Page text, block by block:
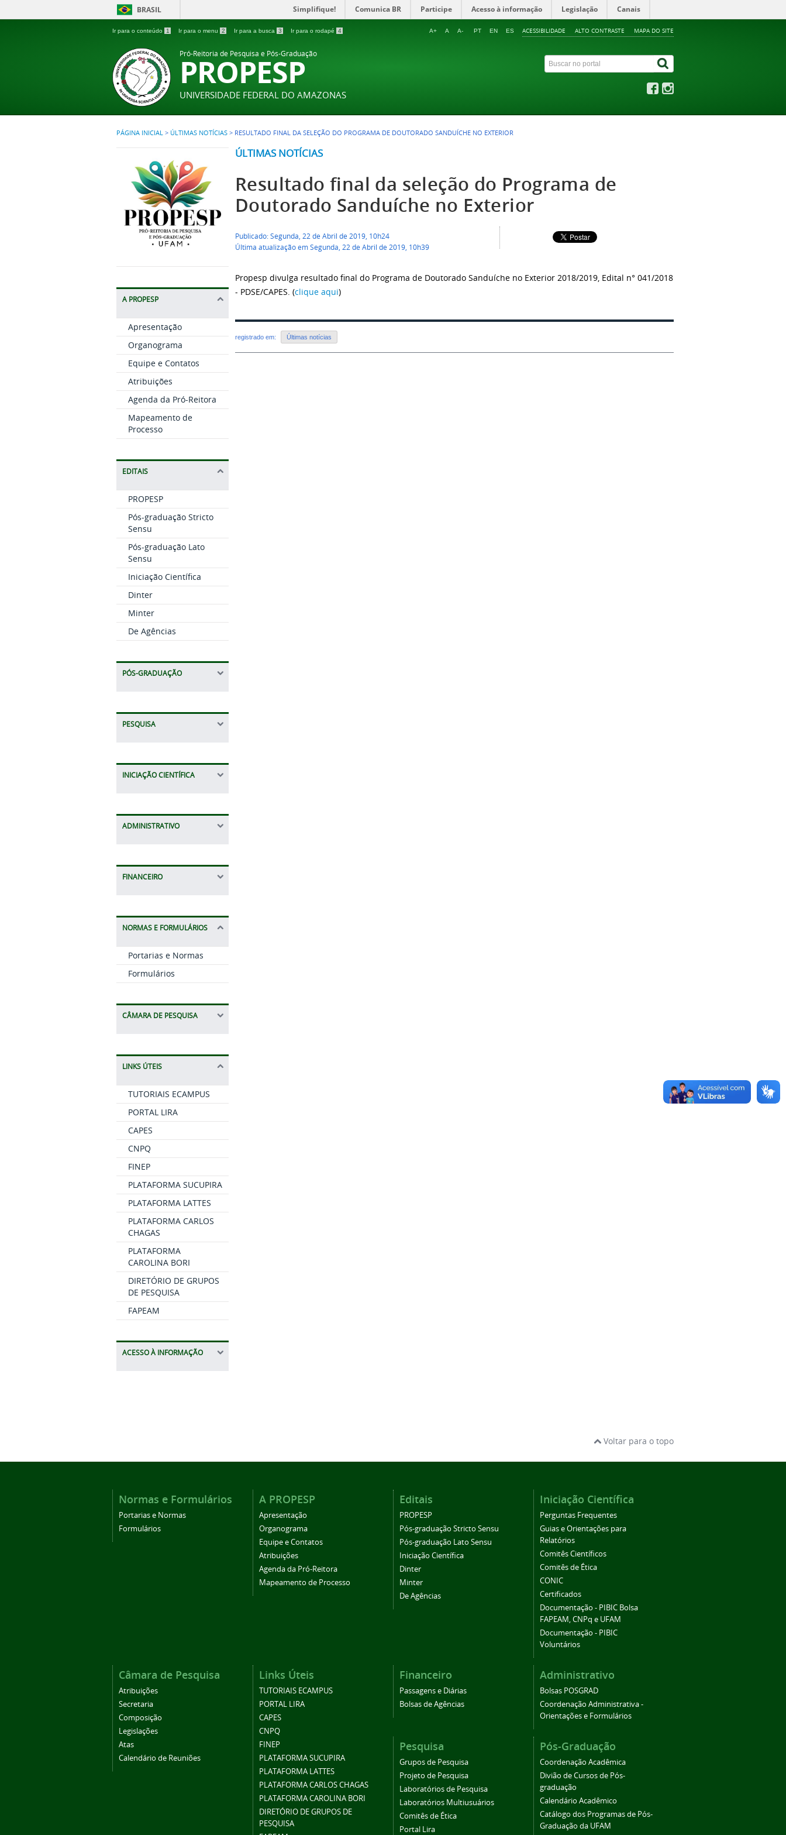
BRASIL Simplifique! Comunica BR Participe Acesso à informação Legislação Canais
Ir para o conteúdo 1 Ir para o menu 2 Ir para a busca 3 Ir para o rodapé 4 ACESSIBILIDADE ALTO CONTRASTE MAPA DO SITE
A+ A A- PT EN ES
Pró-Reitoria de Pesquisa e Pós-Graduação
PROPESP
UNIVERSIDADE FEDERAL DO AMAZONAS
PÁGINA INICIAL > ÚLTIMAS NOTÍCIAS > RESULTADO FINAL DA SELEÇÃO DO PROGRAMA DE DOUTORADO SANDUÍCHE NO EXTERIOR
A PROPESP
Apresentação
Organograma
Equipe e Contatos
Atribuições
Agenda da Pró-Reitora
Mapeamento de
Processo
EDITAIS
PROPESP
Pós-graduação Stricto
Sensu
Pós-graduação Lato
Sensu
Iniciação Científica
Dinter
Minter
De Agências
PÓS-GRADUAÇÃO
PESQUISA
INICIAÇÃO CIENTÍFICA
ADMINISTRATIVO
FINANCEIRO
NORMAS E FORMULÁRIOS
Portarias e Normas
Formulários
CÂMARA DE PESQUISA
LINKS ÚTEIS
TUTORIAIS ECAMPUS
PORTAL LIRA
CAPES
CNPQ
FINEP
PLATAFORMA SUCUPIRA
PLATAFORMA LATTES
PLATAFORMA CARLOS
CHAGAS
PLATAFORMA
CAROLINA BORI
DIRETÓRIO DE GRUPOS
DE PESQUISA
FAPEAM
ACESSO À INFORMAÇÃO
ÚLTIMAS NOTÍCIAS
Resultado final da seleção do Programa de
Doutorado Sanduíche no Exterior
Publicado: Segunda, 22 de Abril de 2019, 10h24
Última atualização em Segunda, 22 de Abril de 2019, 10h39
Propesp divulga resultado final do Programa de Doutorado Sanduíche no Exterior 2018/2019, Edital n° 041/2018
- PDSE/CAPES. (clique aqui)
registrado em: Últimas notícias
Voltar para o topo
Normas e Formulários
Portarias e Normas
Formulários
A PROPESP
Apresentação
Organograma
Equipe e Contatos
Atribuições
Agenda da Pró-Reitora
Mapeamento de Processo
Editais
PROPESP
Pós-graduação Stricto Sensu
Pós-graduação Lato Sensu
Iniciação Científica
Dinter
Minter
De Agências
Iniciação Científica
Perguntas Frequentes
Guias e Orientações para
Relatórios
Comitês Científicos
Comitês de Ética
CONIC
Certificados
Documentação - PIBIC Bolsa
FAPEAM, CNPq e UFAM
Documentação - PIBIC
Voluntários
Câmara de Pesquisa
Atribuições
Secretaria
Composição
Legislações
Atas
Calendário de Reuniões
Links Úteis
TUTORIAIS ECAMPUS
PORTAL LIRA
CAPES
CNPQ
FINEP
PLATAFORMA SUCUPIRA
PLATAFORMA LATTES
PLATAFORMA CARLOS CHAGAS
PLATAFORMA CAROLINA BORI
DIRETÓRIO DE GRUPOS DE
PESQUISA
Financeiro
Passagens e Diárias
Bolsas de Agências
Administrativo
Bolsas POSGRAD
Coordenação Administrativa -
Orientações e Formulários
Pesquisa
Grupos de Pesquisa
Projeto de Pesquisa
Laboratórios de Pesquisa
Laboratórios Multiusuários
Comitês de Ética
Portal Lira
Pós-Graduação
Coordenação Acadêmica
Divião de Cursos de Pós-
graduação
Calendário Acadêmico
Catálogo dos Programas de Pós-
Graduação da UFAM